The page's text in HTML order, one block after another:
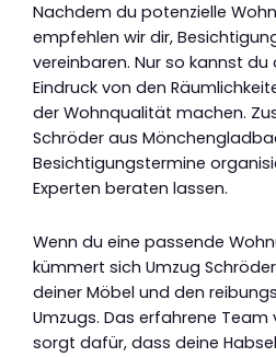
Nachdem du potenzielle
empfehlen wir dir,
vereinbaren. Nur so kannst du
Eindruck von den
der Wohnqualität machen.
Schröder aus
Besichtigungstermine
Experten beraten lassen.
Wenn du eine passende
kümmert sich Umzug
deiner Möbel und den
Umzugs. Das erfahrene Team
sorgt dafür, dass deine